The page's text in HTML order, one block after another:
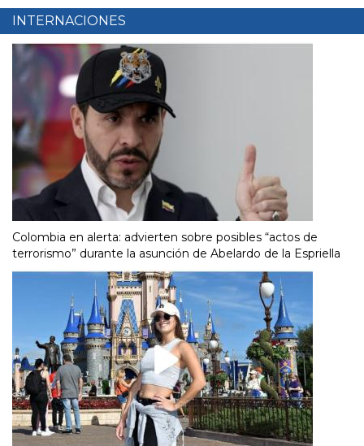
INTERNACIONES
Colombia en alerta: advierten sobre posibles “actos de
terrorismo” durante la asunción de Abelardo de la Espriella